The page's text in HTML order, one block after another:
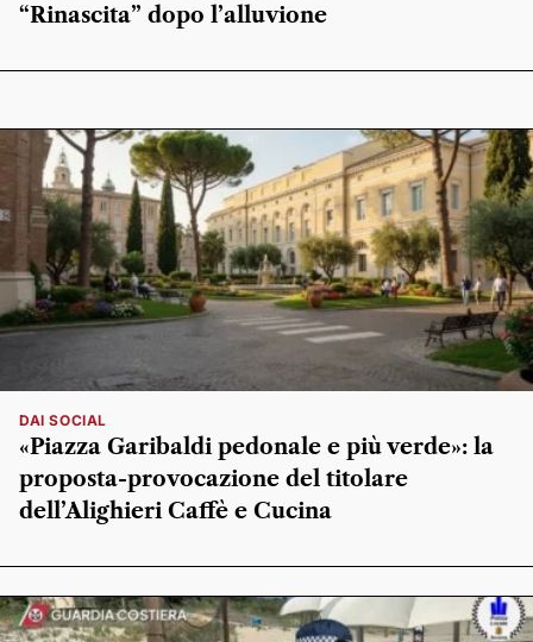
“Rinascita” dopo l’alluvione
DAI SOCIAL
«Piazza Garibaldi pedonale e più verde»: la
proposta-provocazione del titolare
dell’Alighieri Caffè e Cucina